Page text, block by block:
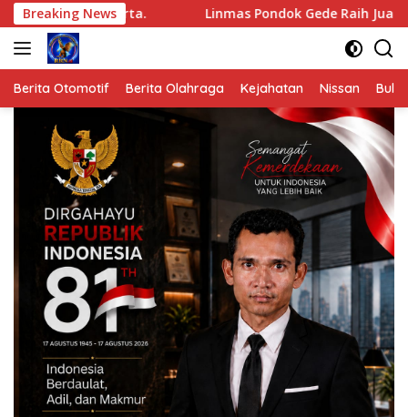
Langsung
ke
konten
Breaking News
Jakarta. Linmas Pondok Gede Raih Juara III Kota
Berita Otomotif Berita Olahraga Kejahatan Nissan